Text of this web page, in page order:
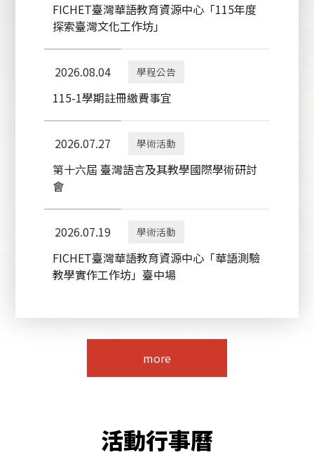
FICHET臺灣華語教育資源中心「115年度
探索臺灣文化工作坊」
2026.08.04 學程公告
115-1學期註冊繳費事宜
2026.07.27 學術活動
第十六屆 臺灣語言及其教學國際學術研討
會
2026.07.19 學術活動
FICHET臺灣華語教育資源中心「華語測驗
教學實作工作坊」臺中場
more
活動行事曆